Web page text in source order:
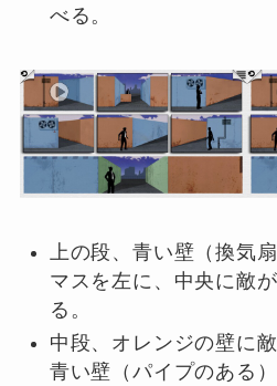
べる。
上の段、青い壁（換気
マスを左に、中央に敵
る。
中段、オレンジの壁に
青い壁（パイプのある